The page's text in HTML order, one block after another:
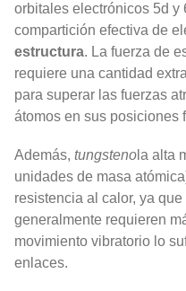
orbitales electrónicos 5d y
compartición efectiva de
estructura. La fuerza de
requiere una cantidad
para superar las fuerzas
átomos en sus posiciones
Además, tungsteno la alta
unidades de masa
resistencia al calor, ya
generalmente requieren
movimiento vibratorio lo
enlaces.